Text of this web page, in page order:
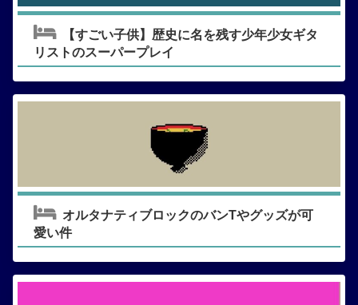
【すごい子供】歴史に名を残す少年少女ギタ
リストのスーパープレイ
オルタナティブロックのバンTやグッズが可
愛い件